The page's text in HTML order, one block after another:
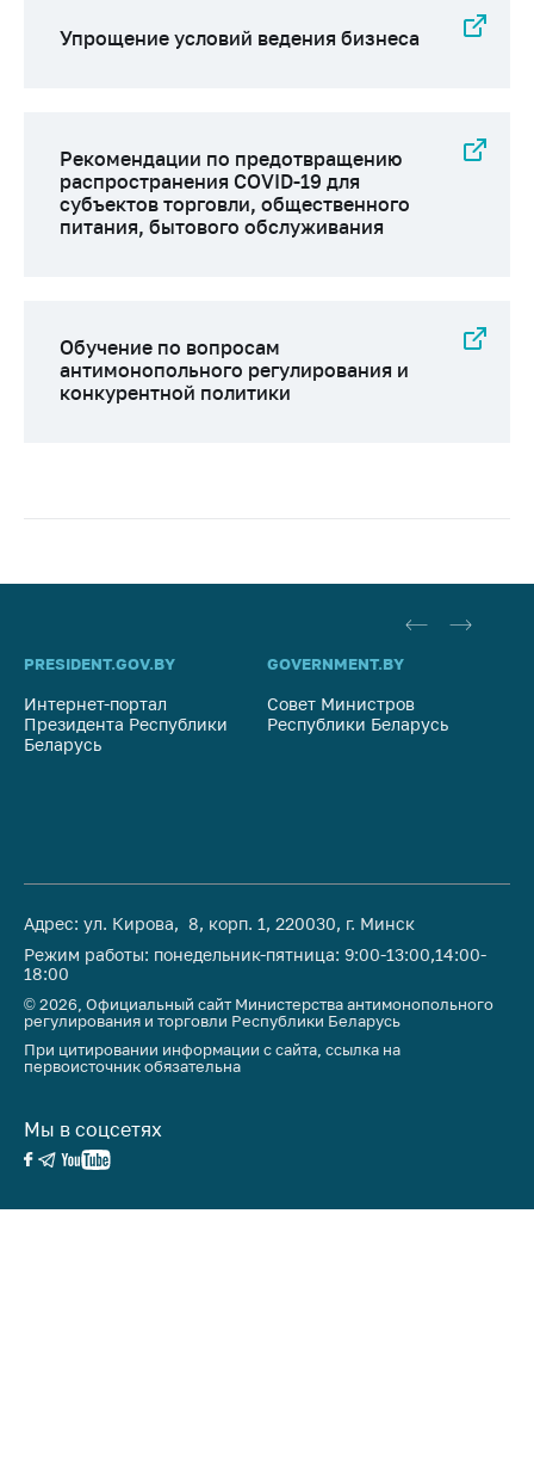
Упрощение условий ведения бизнеса
Рекомендации по предотвращению
распространения COVID-19 для
субъектов торговли, общественного
питания, бытового обслуживания
Обучение по вопросам
антимонопольного регулирования и
конкурентной политики
PRESIDENT.GOV.BY
Интернет-портал
Президента Республики
Беларусь
GOVERNMENT.BY
Совет Министров
Республики Беларусь
Адрес: ул. Кирова, 8, корп. 1, 220030, г. Минск
Режим работы: понедельник-пятница: 9:00-13:00,14:00-
18:00
© 2026, Официальный сайт Министерства антимонопольного
регулирования и торговли Республики Беларусь
При цитировании информации с сайта, ссылка на
первоисточник обязательна
Мы в соцсетях